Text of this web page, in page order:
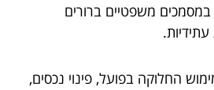
משפטיים ברורים
החלוקה בפועל, פינוי נכסים,